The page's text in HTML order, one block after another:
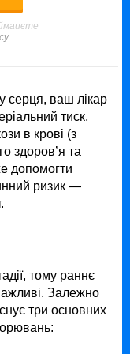
серця, ваш лікар
тиск,
в крові (з
здоров’я та
допомогти
ризик —
тому раннє
Залежно
три основних